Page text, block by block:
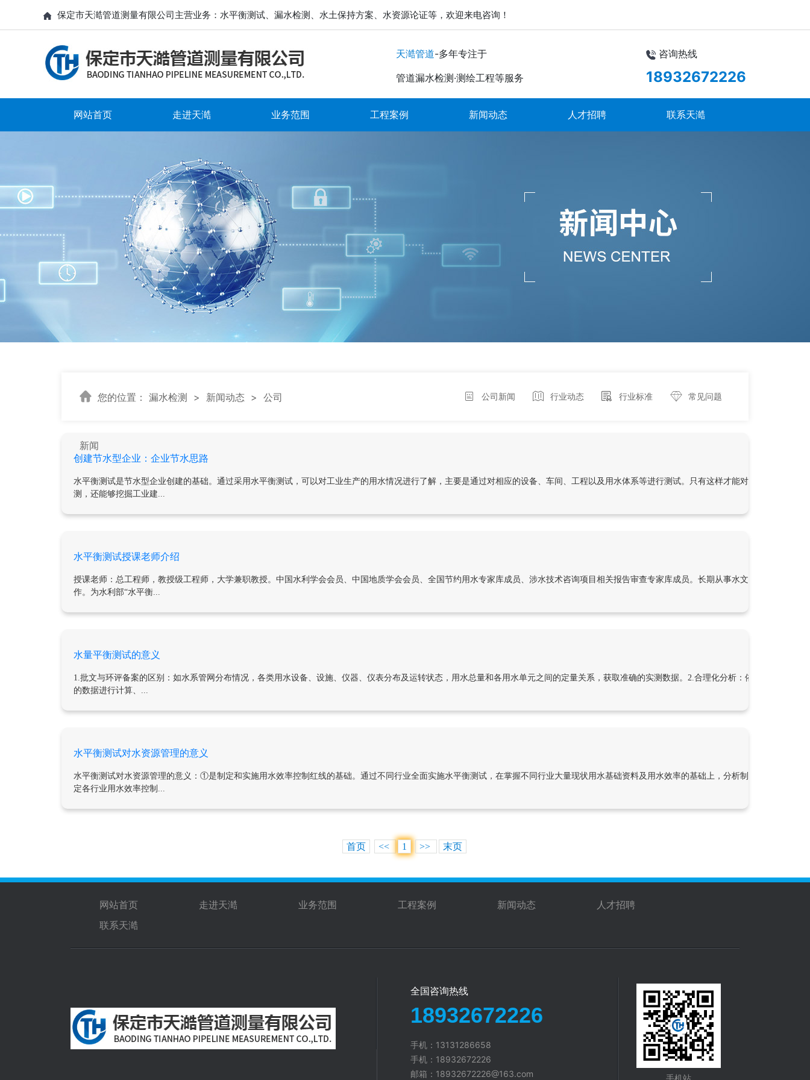
保定市天澔管道测量有限公司主营业务：水平衡测试、漏水检测、水土保持方案、水资源论证等，欢迎来电咨询！
天澔管道-多年专注于
管道漏水检测·测绘工程等服务
咨询热线
18932672226
网站首页 走进天澔 业务范围 工程案例 新闻动态 人才招聘 联系天澔
您的位置： 漏水检测 > 新闻动态 > 公司
新闻
常见问题
行业标准
行业动态
公司新闻
创建节水型企业：企业节水思路
水平衡测试是节水型企业创建的基础。通过采用水平衡测试，可以对工业生产的用水情况进行了解，主要是通过对相应的设备、车间、工程以及用水体系等进行测试。只有这样才能对企业的用水水平
测，还能够挖掘工业建...
水平衡测试授课老师介绍
授课老师：总工程师，教授级工程师，大学兼职教授。中国水利学会会员、中国地质学会会员、全国节约用水专家库成员、涉水技术咨询项目相关报告审查专家库成员。长期从事水文、水资源、节水
作。为水利部“水平衡...
水量平衡测试的意义
1.批文与环评备案的区别：如水系管网分布情况，各类用水设备、设施、仪器、仪表分布及运转状态，用水总量和各用水单元之间的定量关系，获取准确的实测数据。2.合理化分析：依据掌握的资料
的数据进行计算、...
水平衡测试对水资源管理的意义
水平衡测试对水资源管理的意义：①是制定和实施用水效率控制红线的基础。通过不同行业全面实施水平衡测试，在掌握不同行业大量现状用水基础资料及用水效率的基础上，分析制定各行业用水定
定各行业用水效率控制...
首页 << 1 >> 末页
网站首页 走进天澔 业务范围 工程案例 新闻动态
人才招聘
联系天澔
全国咨询热线
18932672226
手机：13131286658
手机：18932672226
邮箱：18932672226@163.com
手机站